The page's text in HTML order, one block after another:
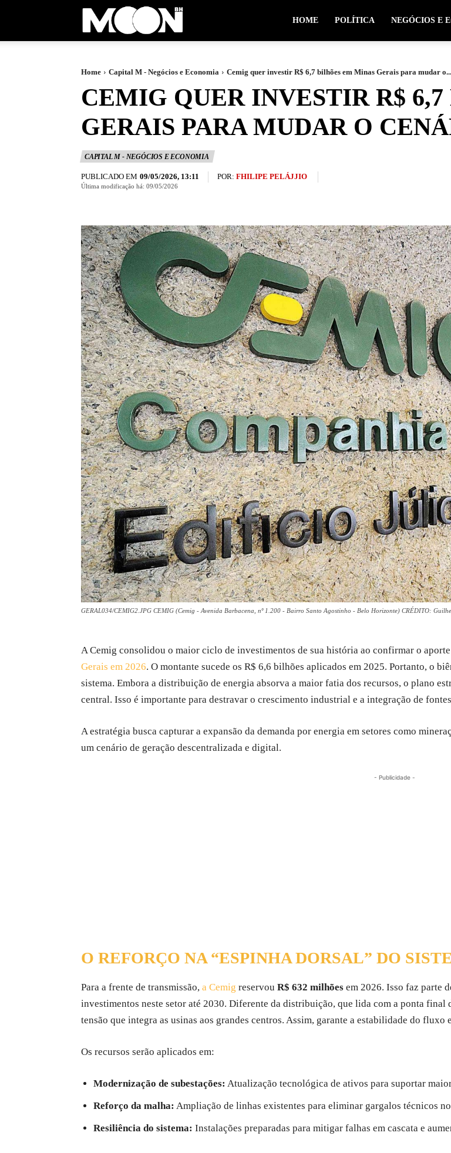
HOME POLÍTICA NEGÓCIOS E
Home Capital M - Negócios e Economia Cemig quer investir R$ 6,7 bilhões em Minas Gerais para mudar o...
CEMIG QUER INVESTIR R$
GERAIS PARA MUDAR O
CAPITAL M - NEGÓCIOS E ECONOMIA
PUBLICADO EM 09/05/2026, 13:11 POR: FHILIPE PELÁJJIO
Última modificação há: 09/05/2026
GERAL034/CEMIG2.JPG CEMIG (Cemig - Avenida Barbacena, nº 1.200 - Bairro Santo Agostinho - Belo Horizonte) CRÉDITO:
A Cemig consolidou o maior ciclo de investimentos de sua história ao confirmar o
Gerais em 2026. O montante sucede os R$ 6,6 bilhões aplicados em 2025. Portanto, o
sistema. Embora a distribuição de energia absorva a maior fatia dos recursos, o plano
central. Isso é importante para destravar o crescimento industrial e a integração de
A estratégia busca capturar a expansão da demanda por energia em setores como
um cenário de geração descentralizada e digital.
- Publicidade -
O REFORÇO NA “ESPINHA DORSAL” DO
Para a frente de transmissão, a Cemig reservou R$ 632 milhões em 2026. Isso faz parte
investimentos neste setor até 2030. Diferente da distribuição, que lida com a ponta final
tensão que integra as usinas aos grandes centros. Assim, garante a estabilidade do fluxo
Os recursos serão aplicados em:
Modernização de subestações: Atualização tecnológica de ativos para suportar
Reforço da malha: Ampliação de linhas existentes para eliminar gargalos técnicos
Resiliência do sistema: Instalações preparadas para mitigar falhas em cascata e